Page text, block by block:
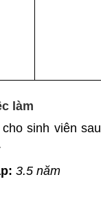
làm
sinh viên sau
: 3.5 năm